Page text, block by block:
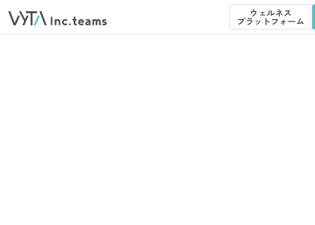
ウェルネス
プラットフォーム
ウェルネス
プラットフォーム